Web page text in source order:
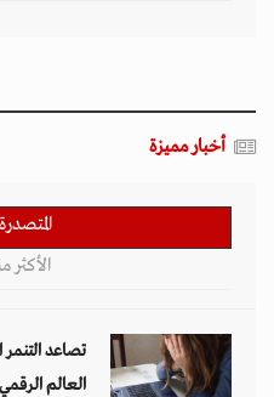
أخبار مميزة
الأكثر
تصاعد التنمر
العالم الرقمي